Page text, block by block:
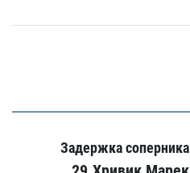
Задержка соперника